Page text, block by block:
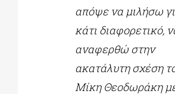
απόψε να μιλήσω
κάτι διαφορετικό,
αναφερθώ στην
ακατάλυτη σχέση
Μίκη Θεοδωράκη